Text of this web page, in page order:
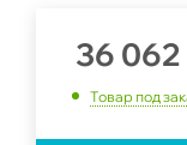
36 062
Товар под